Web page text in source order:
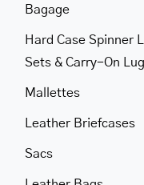
Bagage
Hard Case Spinner
Sets & Carry-On
Mallettes
Leather Briefcases
Sacs